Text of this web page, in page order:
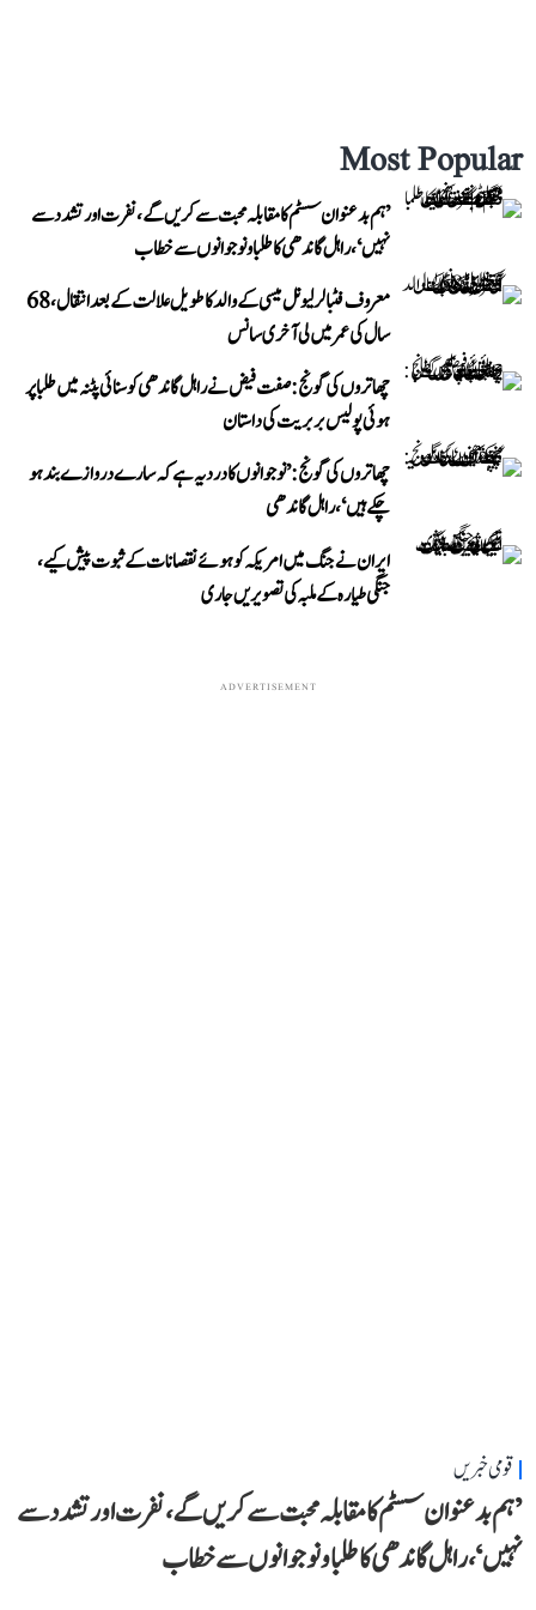
Most Popular
’ہم بدعنوان سسٹم کا مقابلہ محبت سے کریں گے، نفرت اور تشدد سے
نہیں‘، راہل گاندھی کا طلبا و نوجوانوں سے خطاب
معروف فٹبالر لیونل میسی کے والد کا طویل علالت کے بعد انتقال، 68
سال کی عمر میں لی آخری سانس
چھاتروں کی گونج: صفت فیض نے راہل گاندھی کو سنائی پٹنہ میں طلبا پر
ہوئی پولیس بربریت کی داستان
چھاتروں کی گونج: ’نوجوانوں کا درد یہ ہے کہ سارے دروازے بند ہو
چکے ہیں‘، راہل گاندھی
ایران نے جنگ میں امریکہ کو ہوئے نقصانات کے ثبوت پیش کیے،
جنگی طیارہ کے ملبہ کی تصویریں جاری
ADVERTISEMENT
قومی خبریں
’ہم بدعنوان سسٹم کا مقابلہ محبت سے کریں گے، نفرت اور تشدد سے
نہیں‘، راہل گاندھی کا طلبا و نوجوانوں سے خطاب